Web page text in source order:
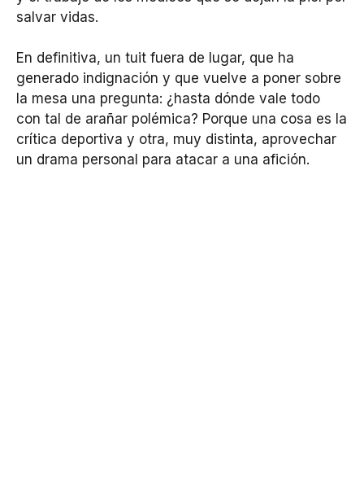
salvar vidas.
En definitiva, un tuit fuera de lugar, que ha
generado indignación y que vuelve a poner sobre
la mesa una pregunta: ¿hasta dónde vale todo
con tal de arañar polémica? Porque una cosa es la
crítica deportiva y otra, muy distinta, aprovechar
un drama personal para atacar a una afición.